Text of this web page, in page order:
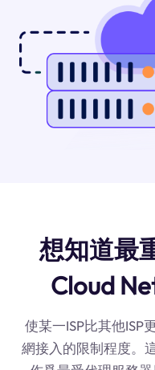
想知道最
Cloud
使某一ISP比其他ISP
網接入的限制程度。